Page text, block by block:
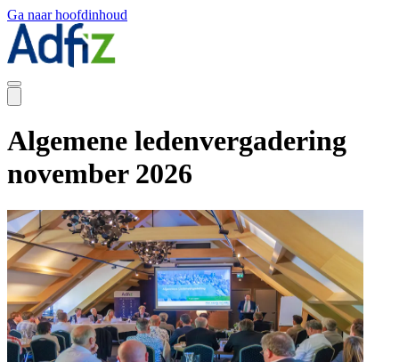
Ga naar hoofdinhoud
Algemene ledenvergadering
november 2026